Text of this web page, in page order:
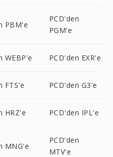
PBM'e
PCD'den
PGM'e
WEBP'e PCD'den EXR'e
FTS'e PCD'den G3'e
HRZ'e PCD'den IPL'e
MNG'e
PCD'den
MTV'e